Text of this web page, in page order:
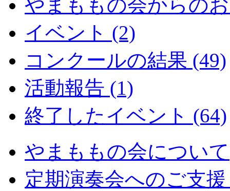
やまももの会からの
イベント (2)
コンクールの結果 (49)
活動報告 (1)
終了したイベント (64)
やまももの会について
定期演奏会へのご支